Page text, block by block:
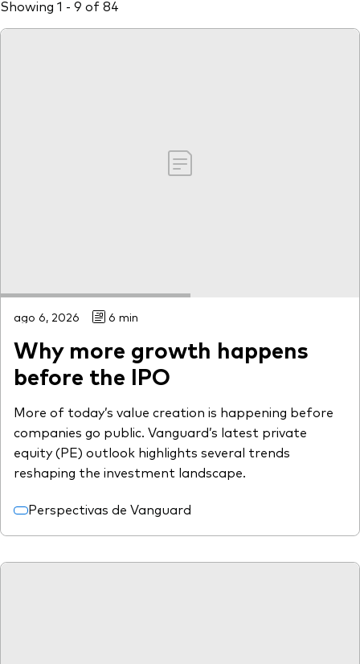
Showing 1 - 9 of 84
ago 6, 2026 6 min
Why more growth happens
before the IPO
More of today’s value creation is happening before
companies go public. Vanguard’s latest private
equity (PE) outlook highlights several trends
reshaping the investment landscape.
Perspectivas de Vanguard